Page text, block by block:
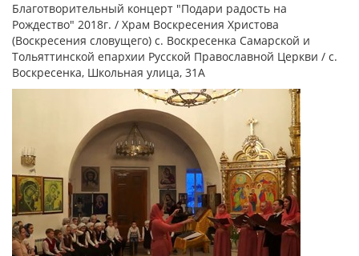
Благотворительный концерт "Подари радость на
Рождество" 2018г. / Храм Воскресения Христова
(Воскресения словущего) с. Воскресенка Самарской и
Тольяттинской епархии Русской Православной Церкви / с.
Воскресенка, Школьная улица, 31А